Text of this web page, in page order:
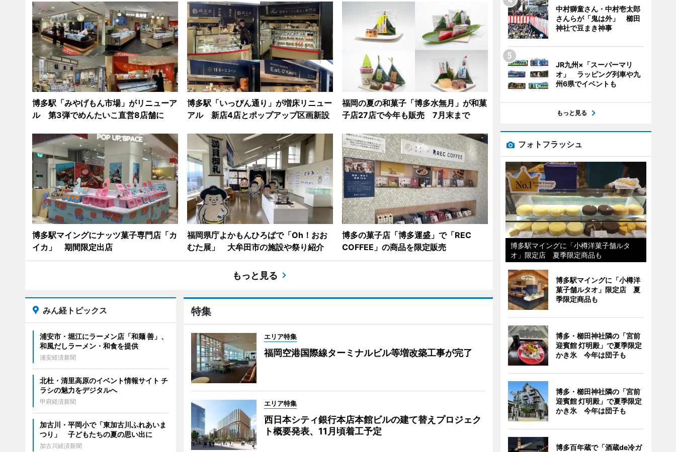
博多駅「みやげもん市場」がリニューア
ル 第3弾でめんたいこ直営8店舗に
博多駅「いっぴん通り」が増床リニュー
アル 新店4店とポップアップ区画新設
福岡の夏の和菓子「博多水無月」が和菓
子店27店で今年も販売 7月末まで
博多駅マイングにナッツ菓子専門店「カ
イカ」 期間限定出店
福岡県庁よかもんひろばで「Oh！おお
むた展」 大牟田市の施設や祭り紹介
博多の菓子店「博多運盛」で「REC
COFFEE」の商品を限定販売
もっと見る
特集
エリア特集
福岡空港国際線ターミナルビル等増改築工事が完了
エリア特集
西日本シティ銀行本店本館ビルの建て替えプロジェク
ト概要発表、11月頃着工予定
みん経トピックス
浦安市・堀江にラーメン店「和麺 善」、
和風だしラーメン・和食を提供
浦安経済新聞
北杜・清里高原のイベント情報サイト チ
ラシの魅力をデジタルへ
甲府経済新聞
加古川・平岡小で「東加古川ふれあいま
つり」 子どもたちの夏の思い出に
加古川経済新聞
中村獅童さん・中村壱太郎
さんらが「鬼は外」 櫛田
神社で豆まき神事
JR九州×「スーパーマリ
オ」 ラッピング列車や九
州6県でイベントも
もっと見る
フォトフラッシュ
博多駅マイングに「小樽洋菓子舗ルタ
オ」限定店 夏季限定商品も
博多駅マイングに「小樽洋
菓子舗ルタオ」限定店 夏
季限定商品も
博多・櫛田神社隣の「宮前
迎賓館 灯明殿」で夏季限定
かき氷 今年は団子も
博多・櫛田神社隣の「宮前
迎賓館 灯明殿」で夏季限定
かき氷 今年は団子も
博多百年蔵で「酒蔵de冷ガ